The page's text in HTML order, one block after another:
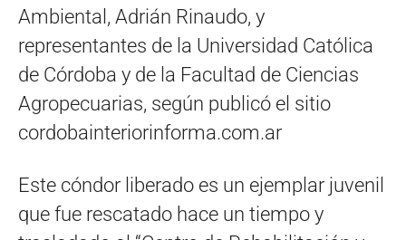
Ambiental, Adrián Rinaudo, y
representantes de la Universidad Católica
de Córdoba y de la Facultad de Ciencias
Agropecuarias, según publicó el sitio
cordobainteriorinforma.com.ar
Este cóndor liberado es un ejemplar juvenil
que fue rescatado hace un tiempo y